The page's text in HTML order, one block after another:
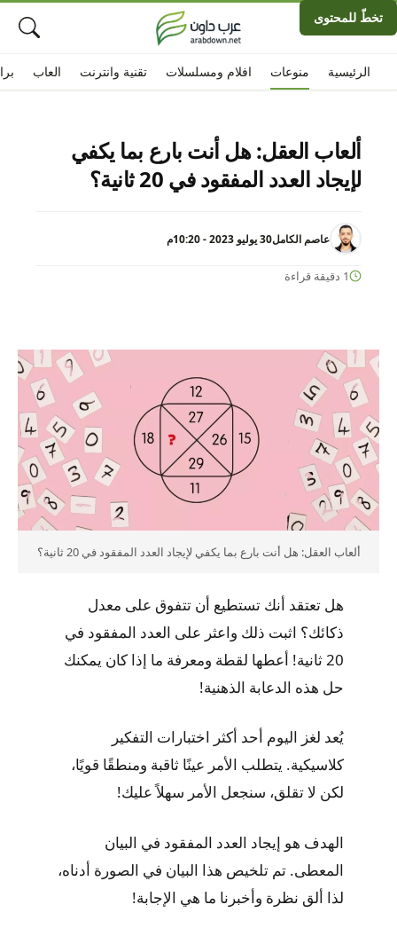
تخطّ للمحتوى
الرئيسية افلام ومسلسلات تقنية وانترنت العاب منوعات
ألعاب العقل: هل أنت بارع بما يكفي
لإيجاد العدد المفقود في 20 ثانية؟
عاصم الكامل30 يوليو 2023 - 10:20م
1 دقيقة قراءة
ألعاب العقل: هل أنت بارع بما يكفي لإيجاد العدد المفقود في 20 ثانية؟
هل تعتقد أنك تستطيع أن تتفوق على معدل
ذكائك؟ اثبت ذلك واعثر على العدد المفقود في
20 ثانية! أعطها لقطة ومعرفة ما إذا كان يمكنك
حل هذه الدعابة الذهنية!
يُعد لغز اليوم أحد أكثر اختبارات التفكير
كلاسيكية. يتطلب الأمر عينًا ثاقبة ومنطقًا قويًا،
لكن لا تقلق، سنجعل الأمر سهلاً عليك!
الهدف هو إيجاد العدد المفقود في البيان
المعطى. تم تلخيص هذا البيان في الصورة أدناه،
لذا ألق نظرة وأخبرنا ما هي الإجابة!